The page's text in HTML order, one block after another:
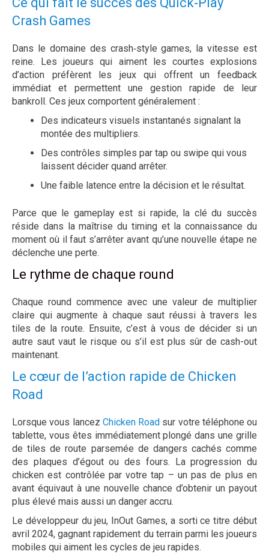
Crash Games
Dans le domaine des crash‑style games, la vitesse est
reine. Les joueurs qui aiment les courtes explosions
d’action préfèrent les jeux qui offrent un feedback
immédiat et permettent une gestion rapide de leur
bankroll. Ces jeux comportent généralement :
Des indicateurs visuels instantanés signalant la
montée des multipliers.
Des contrôles simples par tap ou swipe qui vous
laissent décider quand arrêter.
Une faible latence entre la décision et le résultat.
Parce que le gameplay est si rapide, la clé du succès
réside dans la maîtrise du timing et la connaissance du
moment où il faut s’arrêter avant qu’une nouvelle étape ne
déclenche une perte.
Le rythme de chaque round
Chaque round commence avec une valeur de multiplier
claire qui augmente à chaque saut réussi à travers les
tiles de la route. Ensuite, c’est à vous de décider si un
autre saut vaut le risque ou s’il est plus sûr de cash-out
maintenant.
Le cœur de l’action rapide de Chicken
Road
Lorsque vous lancez Chicken Road sur votre téléphone ou
tablette, vous êtes immédiatement plongé dans une grille
de tiles de route parsemée de dangers cachés comme
des plaques d’égout ou des fours. La progression du
chicken est contrôlée par votre tap – un pas de plus en
avant équivaut à une nouvelle chance d’obtenir un payout
plus élevé mais aussi un danger accru.
Le développeur du jeu, InOut Games, a sorti ce titre début
avril 2024, gagnant rapidement du terrain parmi les joueurs
mobiles qui aiment les cycles de jeu rapides.